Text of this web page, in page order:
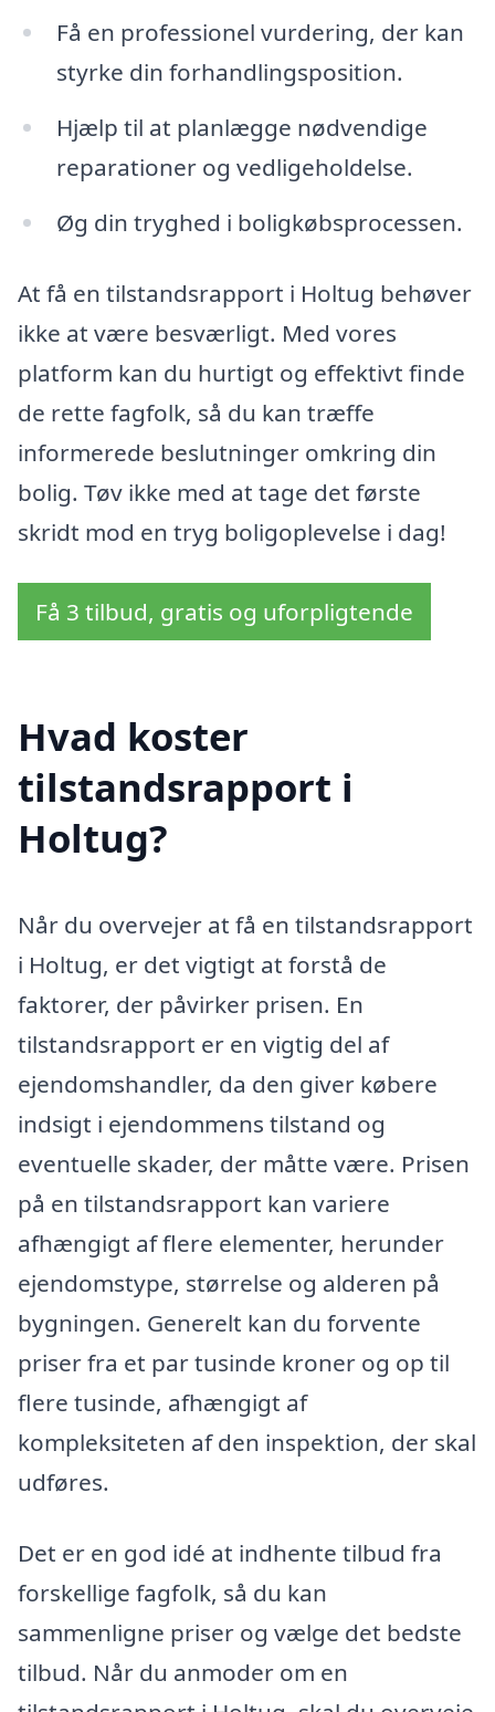
Få en professionel vurdering, der kan
styrke din forhandlingsposition.
Hjælp til at planlægge nødvendige
reparationer og vedligeholdelse.
Øg din tryghed i boligkøbsprocessen.
At få en tilstandsrapport i Holtug behøver
ikke at være besværligt. Med vores
platform kan du hurtigt og effektivt finde
de rette fagfolk, så du kan træffe
informerede beslutninger omkring din
bolig. Tøv ikke med at tage det første
skridt mod en tryg boligoplevelse i dag!
Få 3 tilbud, gratis og uforpligtende
Hvad koster
tilstandsrapport i
Holtug?
Når du overvejer at få en tilstandsrapport
i Holtug, er det vigtigt at forstå de
faktorer, der påvirker prisen. En
tilstandsrapport er en vigtig del af
ejendomshandler, da den giver købere
indsigt i ejendommens tilstand og
eventuelle skader, der måtte være. Prisen
på en tilstandsrapport kan variere
afhængigt af flere elementer, herunder
ejendomstype, størrelse og alderen på
bygningen. Generelt kan du forvente
priser fra et par tusinde kroner og op til
flere tusinde, afhængigt af
kompleksiteten af den inspektion, der skal
udføres.
Det er en god idé at indhente tilbud fra
forskellige fagfolk, så du kan
sammenligne priser og vælge det bedste
tilbud. Når du anmoder om en